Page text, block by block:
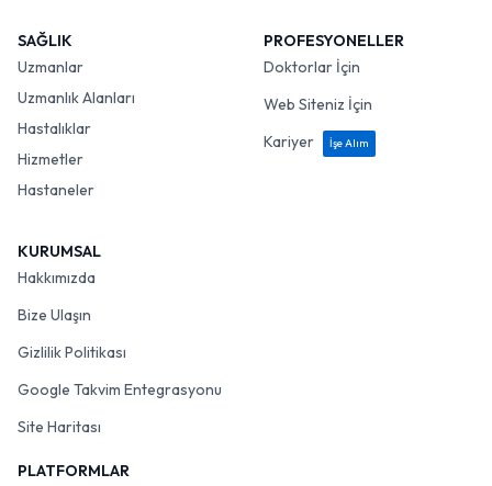
SAĞLIK
Uzmanlar
Uzmanlık Alanları
Hastalıklar
Hizmetler
Hastaneler
PROFESYONELLER
Doktorlar İçin
Web Siteniz İçin
Kariyer
İşe Alım
KURUMSAL
Hakkımızda
Bize Ulaşın
Gizlilik Politikası
Google Takvim Entegrasyonu
Site Haritası
PLATFORMLAR